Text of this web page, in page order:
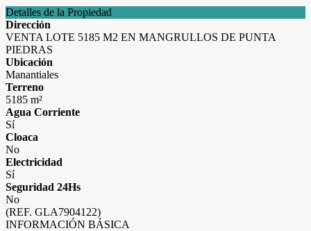
Detalles de la Propiedad
Dirección
VENTA LOTE 5185 M2 EN MANGRULLOS DE PUNTA
PIEDRAS
Ubicación
Manantiales
Terreno
5185 m²
Agua Corriente
Sí
Cloaca
No
Electricidad
Sí
Seguridad 24Hs
No
(REF. GLA7904122)
INFORMACIÓN BÁSICA